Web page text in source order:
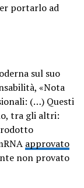
portarlo ad
sul suo
«Nota
(…) Questi
tra gli altri:
approvato
non provato